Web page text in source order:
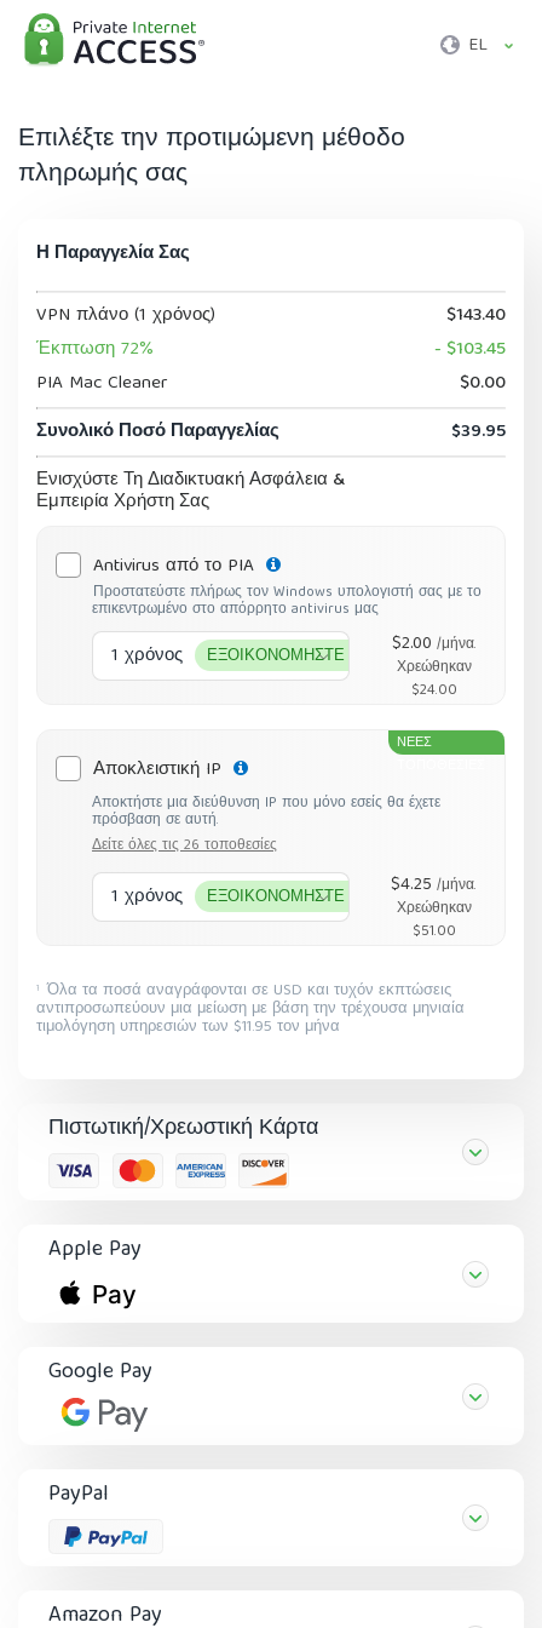
EL
Επιλέξτε την προτιμώμενη μέθοδο
πληρωμής σας
Πιστωτική/Χρεωστική Κάρτα
Apple Pay
Google Pay
PayPal
Amazon Pay
Η Παραγγελία Σας
VPN πλάνο (1 χρόνος)
$143.40
Έκπτωση 72%
- $103.45
PIA Mac Cleaner
$0.00
Συνολικό Ποσό Παραγγελίας
$39.95
Ενισχύστε Τη Διαδικτυακή Ασφάλεια &
Εμπειρία Χρήστη Σας
Antivirus από το PIA
Προστατεύστε πλήρως τον Windows υπολογιστή σας με το
επικεντρωμένο στο απόρρητο antivirus μας
1 χρόνος ΕΞΟΙΚΟΝΟΜΗΣΤΕ 56% $2.00 /μήνα.
Χρεώθηκαν
$24.00
ΝΕΕΣ
Αποκλειστική IP
Αποκτήστε μια διεύθυνση IP που μόνο εσείς θα έχετε
πρόσβαση σε αυτή.
Δείτε όλες τις 26 τοποθεσίες
1 χρόνος ΕΞΟΙΚΟΝΟΜΗΣΤΕ 15% $4.25/μήνα.
Χρεώθηκαν
$51.00
1 Όλα τα ποσά αναγράφονται σε USD και τυχόν εκπτώσεις
αντιπροσωπεύουν μια μείωση με βάση την τρέχουσα μηνιαία
τιμολόγηση υπηρεσιών των $11.95 τον μήνα